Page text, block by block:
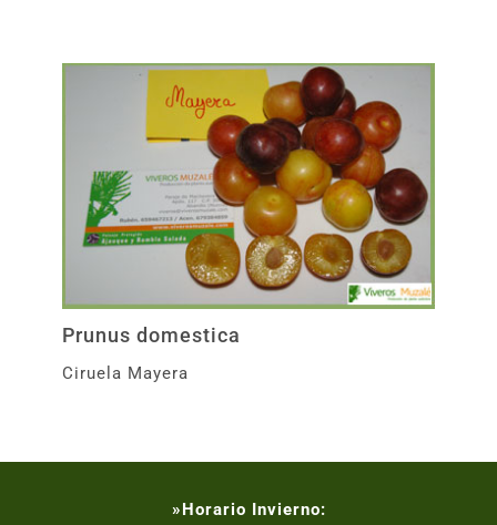
Prunus domestica
Ciruela Mayera
»Horario Invierno: